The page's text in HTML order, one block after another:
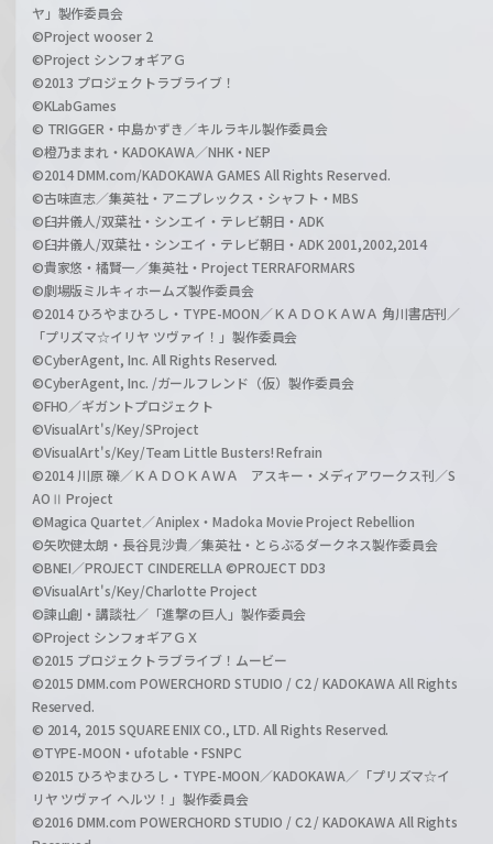
ヤ」製作委員会
©Project wooser 2
©Project シンフォギアＧ
©2013 プロジェクトラブライブ！
©KLabGames
© TRIGGER・中島かずき／キルラキル製作委員会
©橙乃ままれ・KADOKAWA／NHK・NEP
©2014 DMM.com/KADOKAWA GAMES All Rights Reserved.
©古味直志／集英社・アニプレックス・シャフト・MBS
©臼井儀人/双葉社・シンエイ・テレビ朝日・ADK
©臼井儀人/双葉社・シンエイ・テレビ朝日・ADK 2001,2002,2014
©貴家悠・橘賢一／集英社・Project TERRAFORMARS
©劇場版ミルキィホームズ製作委員会
©2014 ひろやまひろし・TYPE-MOON／ＫＡＤＯＫＡＷＡ 角川書店刊／
「プリズマ☆イリヤ ツヴァイ！」製作委員会
©CyberAgent, Inc. All Rights Reserved.
©CyberAgent, Inc. /ガールフレンド（仮）製作委員会
©FHO／ギガントプロジェクト
©VisualArt's/Key/SProject
©VisualArt's/Key/Team Little Busters! Refrain
©2014 川原 礫／ＫＡＤＯＫＡＷＡ アスキー・メディアワークス刊／S
AOⅡ Project
©Magica Quartet／Aniplex・Madoka Movie Project Rebellion
©矢吹健太朗・長谷見沙貴／集英社・とらぶるダークネス製作委員会
©BNEI／PROJECT CINDERELLA ©PROJECT DD3
©VisualArt's/Key/Charlotte Project
©諫山創・講談社／「進撃の巨人」製作委員会
©Project シンフォギアＧＸ
©2015 プロジェクトラブライブ！ムービー
©2015 DMM.com POWERCHORD STUDIO / C2 / KADOKAWA All Rights
Reserved.
© 2014, 2015 SQUARE ENIX CO., LTD. All Rights Reserved.
©TYPE-MOON・ufotable・FSNPC
©2015 ひろやまひろし・TYPE-MOON／KADOKAWA／「プリズマ☆イ
リヤ ツヴァイ ヘルツ！」製作委員会
©2016 DMM.com POWERCHORD STUDIO / C2 / KADOKAWA All Rights